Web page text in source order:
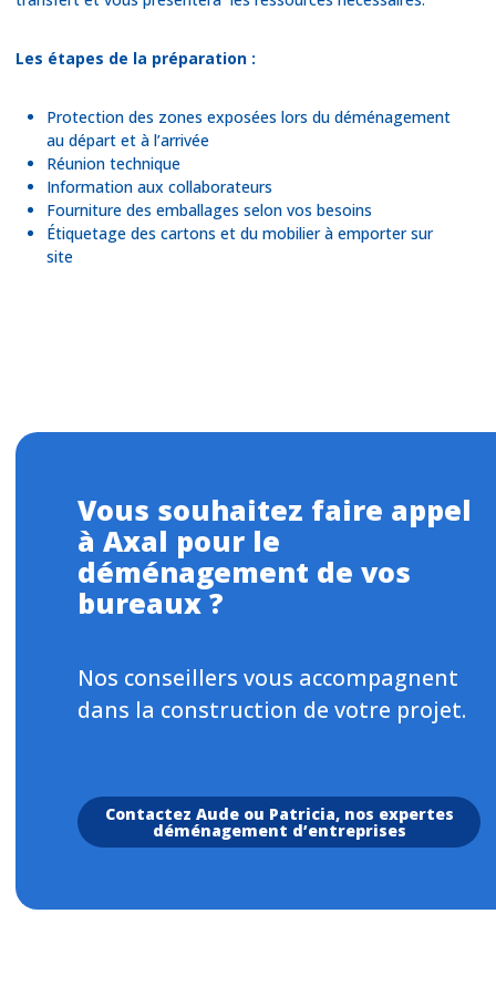
Les étapes de la préparation :
Protection des zones exposées lors du déménagement
au départ et à l’arrivée
Réunion technique
Information aux collaborateurs
Fourniture des emballages selon vos besoins
Étiquetage des cartons et du mobilier à emporter sur
site
Vous souhaitez faire appel
à Axal pour le
déménagement de vos
bureaux ?
Nos conseillers vous accompagnent
dans la construction de votre projet.
Contactez Aude ou Patricia, nos expertes
déménagement d’entreprises